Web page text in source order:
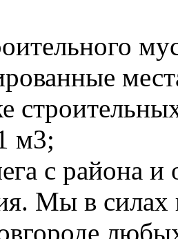
м3;
с района
Мы в силах